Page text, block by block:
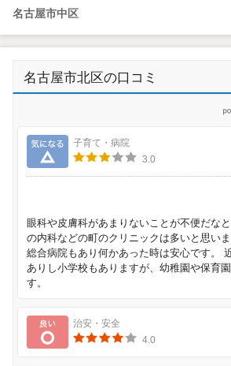
名古屋市中区
名古屋市北区の口コミ
気になる
子育て・病院
3.0
眼科や皮膚科があまりないことが不便だな
の内科などの町のクリニックは多いと思い
総合病院もあり何かあった時は安心です。
ありし小学校もありますが、幼稚園や保育
す。
良い
治安・安全
4.0